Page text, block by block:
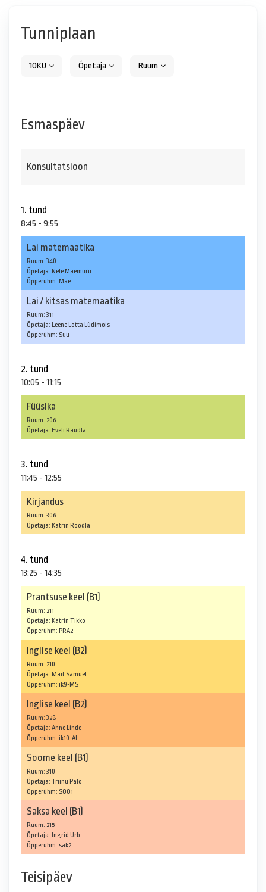
Tunniplaan
10KU Õpetaja Ruum
Esmaspäev
Konsultatsioon
1. tund
8:45 - 9:55
Lai matemaatika
Ruum: 340
Õpetaja: Nele Mäemuru
Õpperühm: Mäe
Lai / kitsas matemaatika
Ruum: 311
Õpetaja: Leene Lotta Lüdimois
Õpperühm: Suu
2. tund
10:05 - 11:15
Füüsika
Ruum: 206
Õpetaja: Eveli Raudla
3. tund
11:45 - 12:55
Kirjandus
Ruum: 306
Õpetaja: Katrin Roodla
4. tund
13:25 - 14:35
Prantsuse keel (B1)
Ruum: 211
Õpetaja: Katrin Tikko
Õpperühm: PRA2
Inglise keel (B2)
Ruum: 210
Õpetaja: Mait Samuel
Õpperühm: ik9-MS
Inglise keel (B2)
Ruum: 328
Õpetaja: Anne Linde
Õpperühm: ik10-AL
Soome keel (B1)
Ruum: 310
Õpetaja: Triinu Palo
Õpperühm: SOO1
Saksa keel (B1)
Ruum: 215
Õpetaja: Ingrid Urb
Õpperühm: sak2
Teisipäev